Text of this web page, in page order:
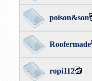
poison&son
Roofermade
ropi112